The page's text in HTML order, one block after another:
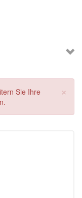
×
Sie Ihre